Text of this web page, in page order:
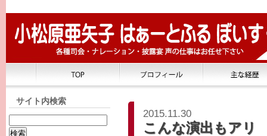
サイト内検索
2015.11.30
こんな演出もアリ